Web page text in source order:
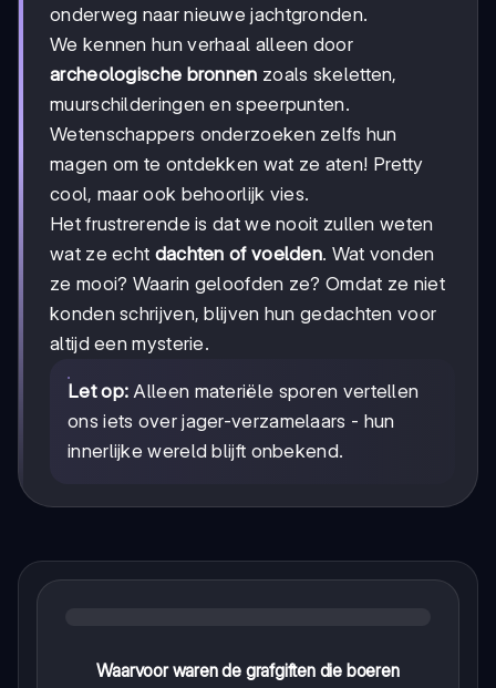
onderweg naar nieuwe jachtgronden.
We kennen hun verhaal alleen door
archeologische bronnen zoals skeletten,
muurschilderingen en speerpunten.
Wetenschappers onderzoeken zelfs hun
magen om te ontdekken wat ze aten! Pretty
cool, maar ook behoorlijk vies.
Het frustrerende is dat we nooit zullen weten
wat ze echt dachten of voelden. Wat vonden
ze mooi? Waarin geloofden ze? Omdat ze niet
konden schrijven, blijven hun gedachten voor
altijd een mysterie.
Let op: Alleen materiële sporen vertellen
ons iets over jager-verzamelaars - hun
innerlijke wereld blijft onbekend.
Waarvoor waren de grafgiften die boeren